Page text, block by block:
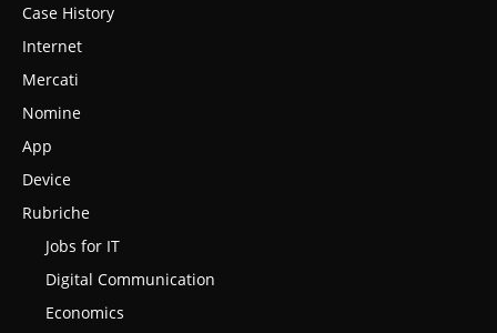
Case History
Internet
Mercati
Nomine
App
Device
Rubriche
Jobs for IT
Digital Communication
Economics